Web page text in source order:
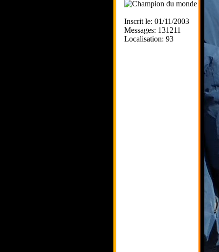
Inscrit le: 01/11/2003
Messages: 131211
Localisation: 93